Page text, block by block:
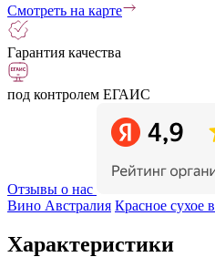
Смотреть на карте
Гарантия качества
под контролем ЕГАИС
Отзывы о нас
Вино Австралия Красное сухое
Характеристики